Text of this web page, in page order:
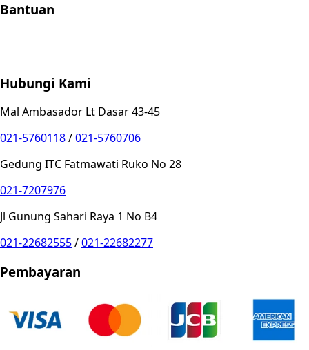
Bantuan
Hubungi Kami
Mal Ambasador Lt Dasar 43-45
021-5760118/021-5760706
Gedung ITC Fatmawati Ruko No 28
021-7207976
Jl Gunung Sahari Raya 1 No B4
021-22682555/021-22682277
Pembayaran